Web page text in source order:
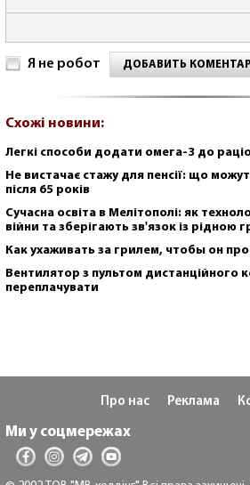
Я не робот ДОБАВИТЬ
Схожі новини:
Легкі способи додати омега-3 до
Не вистачає стажу для пенсії: що
після 65 років
Сучасна освіта в Мелітополі: як
війни та зберігають зв'язок із рідною
Как ухаживать за грилем, чтобы он
Вентилятор з пультом дистанційного
переплачувати
Про нас Реклама
Ми у соцмережах